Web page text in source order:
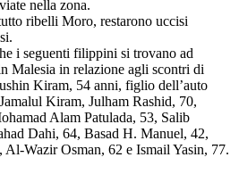
nella zona.
ribelli Moro, restarono uccisi
i seguenti filippini si trovano ad
Malesia in relazione agli scontri di
Kiram, 54 anni, figlio dell’auto
Kiram, Julham Rashid, 70,
Alam Patulada, 53, Salib
Dahi, 64, Basad H. Manuel, 42,
Wazir Osman, 62 e Ismail Yasin, 77.